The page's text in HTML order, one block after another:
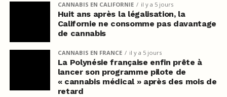
CANNABIS EN CALIFORNIE il y a 5 jours
Huit ans après la légalisation, la
Californie ne consomme pas davantage
de cannabis
CANNABIS EN FRANCE il y a 5 jours
La Polynésie française enfin prête à
lancer son programme pilote de
« cannabis médical » après des mois de
retard